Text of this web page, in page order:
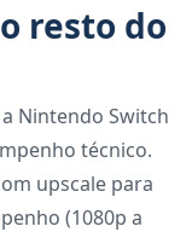
resto do
Nintendo Switch
técnico.
upscale para
(1080p a